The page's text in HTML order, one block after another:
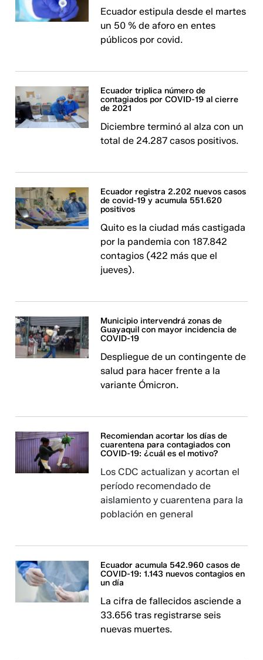
Ecuador estipula desde el martes
un 50 % de aforo en entes
públicos por covid.
Ecuador triplica número de
contagiados por COVID-19 al cierre
de 2021
Diciembre terminó al alza con un
total de 24.287 casos positivos.
Ecuador registra 2.202 nuevos casos
de covid-19 y acumula 551.620
positivos
Quito es la ciudad más castigada
por la pandemia con 187.842
contagios (422 más que el
jueves).
Municipio intervendrá zonas de
Guayaquil con mayor incidencia de
COVID-19
Despliegue de un contingente de
salud para hacer frente a la
variante Ómicron.
Recomiendan acortar los días de
cuarentena para contagiados con
COVID-19: ¿cuál es el motivo?
Los CDC actualizan y acortan el
período recomendado de
aislamiento y cuarentena para la
población en general
Ecuador acumula 542.960 casos de
COVID-19: 1.143 nuevos contagios en
un día
La cifra de fallecidos asciende a
33.656 tras registrarse seis
nuevas muertes.